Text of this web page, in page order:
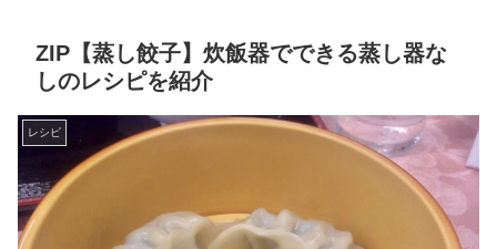
ZIP【蒸し餃子】炊飯器でできる蒸し器な
しのレシピを紹介
レシピ